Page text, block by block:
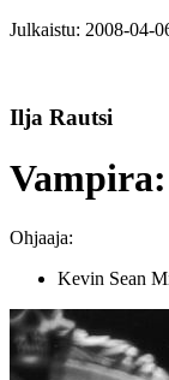
Julkaistu: 2008-04-
Ilja Rautsi
Ohjaaja:
Kevin Sean